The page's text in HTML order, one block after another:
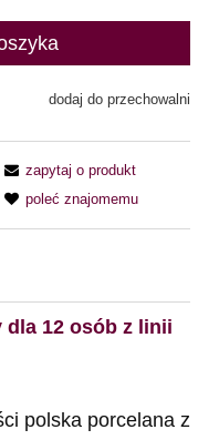
dodaj do przechowalni
zapytaj o produkt
poleć znajomemu
dla 12 osób z linii
polska porcelana z